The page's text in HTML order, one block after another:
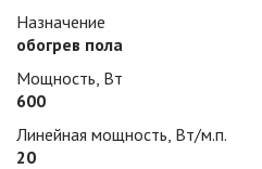
Назначение
обогрев пола
Мощность, Вт
600
Линейная мощность, Вт/м.п.
20